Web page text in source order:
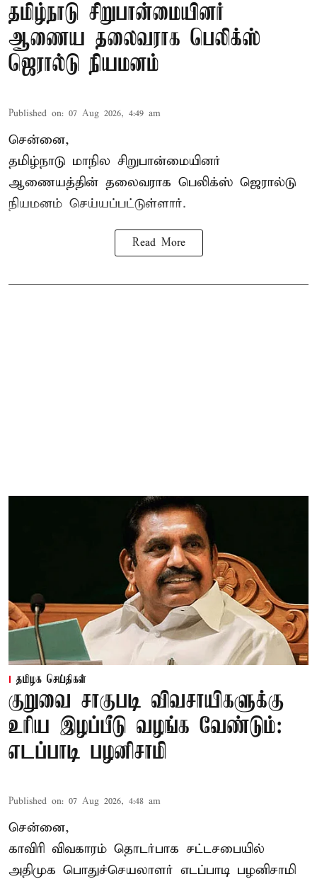
தமிழ்நாடு சிறுபான்மையினர்
ஆணைய தலைவராக பெலிக்ஸ்
ஜெரால்டு நியமனம்
Published on: 07 Aug 2026, 4:49 am
சென்னை,
தமிழ்நாடு மாநில சிறுபான்மையினர்
ஆணையத்தின் தலைவராக பெலிக்ஸ் ஜெரால்டு
நியமனம் செய்யப்பட்டுள்ளார்.
Read More
தமிழக செய்திகள்
குறுவை சாகுபடி விவசாயிகளுக்கு
உரிய இழப்பீடு வழங்க வேண்டும்:
எடப்பாடி பழனிசாமி
Published on: 07 Aug 2026, 4:48 am
சென்னை,
காவிரி விவகாரம் தொடர்பாக சட்டசபையில்
அதிமுக பொதுச்செயலாளர் எடப்பாடி பழனிசாமி